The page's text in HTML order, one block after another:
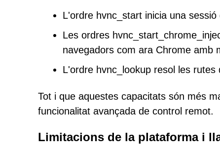
L'ordre hvnc_start inicia una
Les ordres
navegadors com ara Chrome amb
L'ordre hvnc_lookup resol les
Tot i que aquestes capacitats són més
funcionalitat avançada de control remot.
Limitacions de la plataforma i